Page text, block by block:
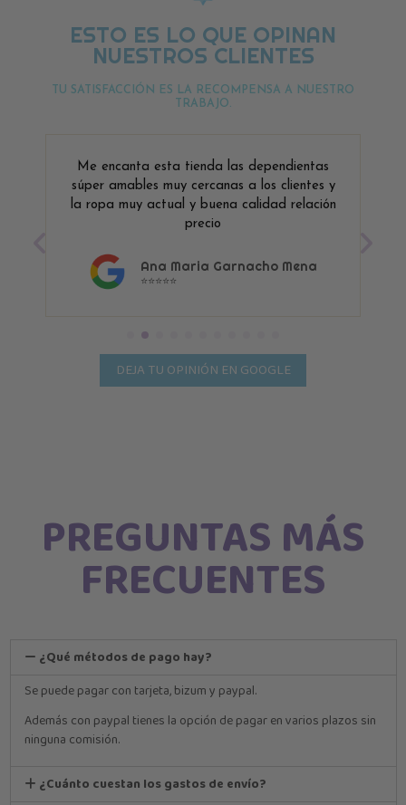
ESTO ES LO QUE OPINAN
NUESTROS CLIENTES
TU SATISFACCIÓN ES LA RECOMPENSA A NUESTRO
TRABAJO.
Me encanta esta tienda las dependientas
súper amables muy cercanas a los clientes y
la ropa muy actual y buena calidad relación
precio
Ana Maria Garnacho Mena
⭐⭐⭐⭐⭐
DEJA TU OPINIÓN EN GOOGLE
PREGUNTAS MÁS
FRECUENTES
¿Qué métodos de pago hay?
Se puede pagar con tarjeta, bizum y paypal.
Además con paypal tienes la opción de pagar en varios plazos sin
ninguna comisión.
¿Cuánto cuestan los gastos de envío?